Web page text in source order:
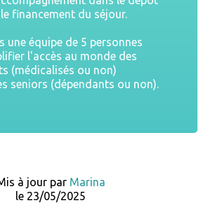
financement du séjour.
une équipe de 5 personnes
l'accès au monde des
(médicalisés ou non)
seniors (dépendants ou non).
à jour par Marina
le 23/05/2025